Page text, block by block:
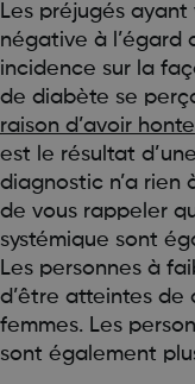
Les préjugés
négative à
incidence sur la
de diabète se
raison d’avoir honte
est le résultat
diagnostic n’a rien
de vous rappeler
systémique sont
Les personnes à
d’être atteintes
femmes. Les
sont également